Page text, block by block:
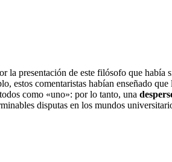
la presentación de este filósofo que
estos comentaristas habían enseñado
como «uno»: por lo tanto, una
disputas en los mundos